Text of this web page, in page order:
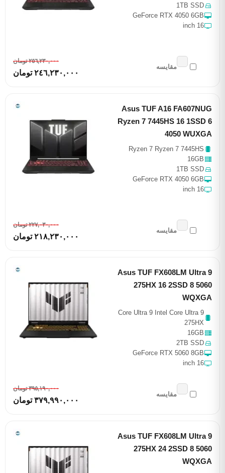
1TB SSD
GeForce RTX 4050 6GB
16 inch
٢٥٦,٢٣٠,٠٠٠ تومان
٢٤٦,٢٣٠,٠٠٠ تومان
مقایسه
Asus TUF A16 FA607NUG
Ryzen 7 7445HS 16 1SSD 6
4050 WUXGA
Ryzen 7 Ryzen 7 7445HS
16GB
1TB SSD
GeForce RTX 4050 6GB
16 inch
٢٢٧,٠٣٠,٠٠٠ تومان
٢١٨,٢٣٠,٠٠٠ تومان
مقایسه
Asus TUF FX608LM Ultra 9
275HX 16 2SSD 8 5060
WQXGA
Core Ultra 9 Intel Core Ultra 9
275HX
16GB
2TB SSD
GeForce RTX 5060 8GB
16 inch
٣٩٥,١٩٠,٠٠٠ تومان
٣٧٩,٩٩٠,٠٠٠ تومان
مقایسه
Asus TUF FX608LM Ultra 9
275HX 24 2SSD 8 5060
WQXGA